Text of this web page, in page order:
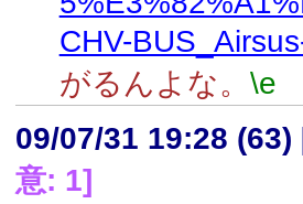
CHV-
がるんよな。 \e
09/07/31 19:28 (63)
意: 1]